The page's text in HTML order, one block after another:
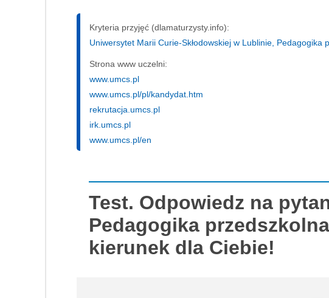
Kryteria przyjęć (dlamaturzysty.info):
Uniwersytet Marii Curie-Skłodowskiej w Lublinie,
Strona www uczelni:
www.umcs.pl
www.umcs.pl/pl/kandydat.htm
rekrutacja.umcs.pl
irk.umcs.pl
www.umcs.pl/en
Test. Odpowiedz na
Pedagogika
kierunek dla Ciebie!